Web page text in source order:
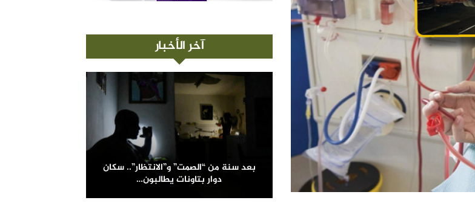
آخر الأخبار
بعد سنة من “الصمت” و”الانتظار”.. سكان
دوار بتاونات يطالبون…